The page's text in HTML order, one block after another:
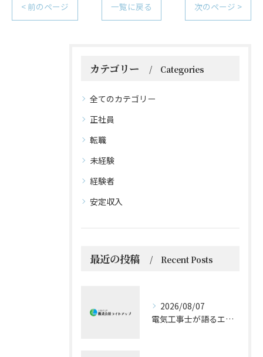
< 前のページ 一覧に戻る 次のページ >
カテゴリー Categories
全てのカテゴリー
正社員
転職
未経験
経験者
安定収入
最近の投稿 Recent Posts
2026/08/07
電気工事士が語るエアコン技術の極意